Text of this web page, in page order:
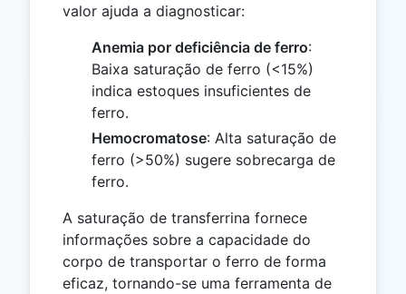
valor ajuda a diagnosticar:
Anemia por deficiência de ferro:
Baixa saturação de ferro (<15%)
indica estoques insuficientes de
ferro.
Hemocromatose: Alta saturação de
ferro (>50%) sugere sobrecarga de
ferro.
A saturação de transferrina fornece
informações sobre a capacidade do
corpo de transportar o ferro de forma
eficaz, tornando-se uma ferramenta de